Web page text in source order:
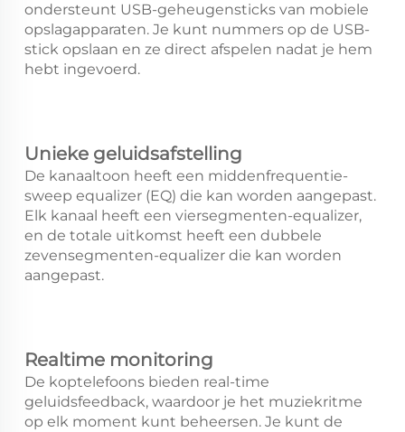
ondersteunt USB-geheugensticks van mobiele
opslagapparaten. Je kunt nummers op de USB-
stick opslaan en ze direct afspelen nadat je hem
hebt ingevoerd.
Unieke geluidsafstelling
De kanaaltoon heeft een middenfrequentie-
sweep equalizer (EQ) die kan worden aangepast.
Elk kanaal heeft een viersegmenten-equalizer,
en de totale uitkomst heeft een dubbele
zevensegmenten-equalizer die kan worden
aangepast.
Realtime monitoring
De koptelefoons bieden real-time
geluidsfeedback, waardoor je het muziekritme
op elk moment kunt beheersen. Je kunt de